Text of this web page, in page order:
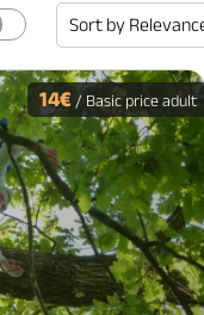
Sort by
14€/ Basic price adult